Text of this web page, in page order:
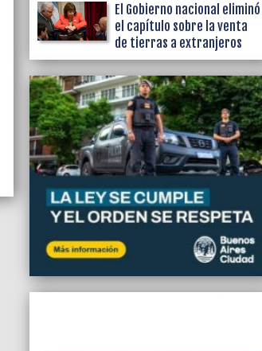
El Gobierno nacional eliminó
el capítulo sobre la venta
de tierras a extranjeros